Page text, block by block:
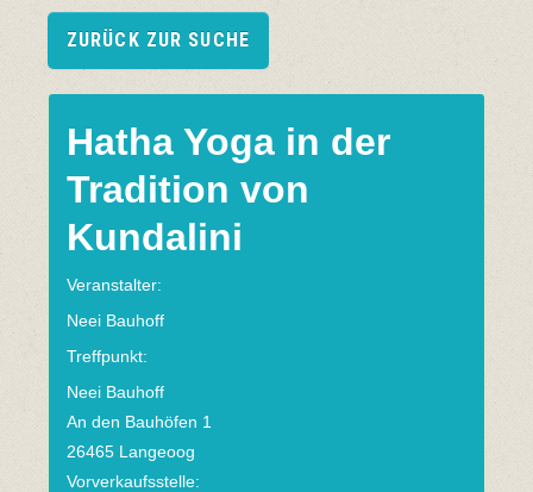
ZURÜCK ZUR SUCHE
Hatha Yoga in der
Tradition von
Kundalini
Veranstalter:
Neei Bauhoff
Treffpunkt:
Neei Bauhoff
An den Bauhöfen 1
26465 Langeoog
Vorverkaufsstelle: